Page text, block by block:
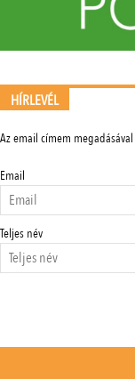
HÍRLEVÉL
Az email címem
Email
Teljes név